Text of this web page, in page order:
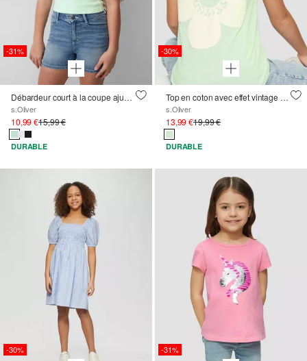
-31%
Débardeur court à la coupe ajustée avec détails de découpe
s.Oliver
10,99 €15,99 €
DURABLE
-30%
Top en coton avec effet vintage et imprimé au dos
s.Oliver
13,99 €19,99 €
DURABLE
-30% -31%